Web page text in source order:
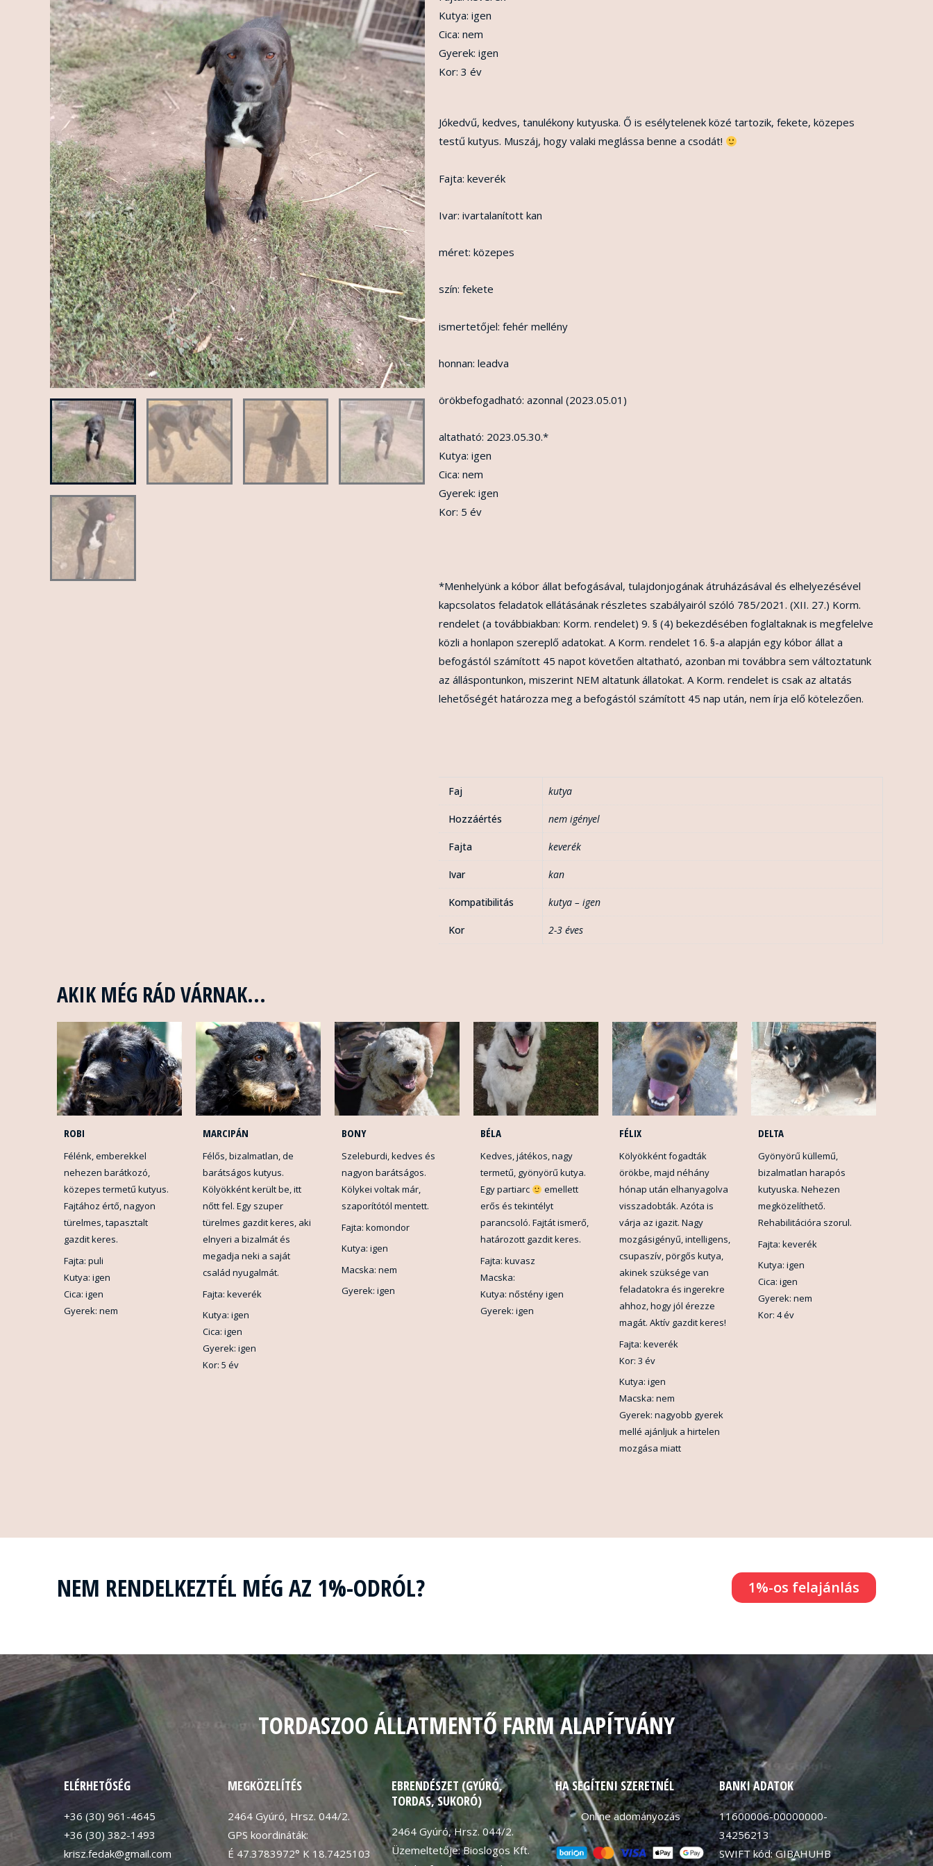
Kutya: igen
Cica: nem
Gyerek: igen
Kor: 3 év
Jókedvű, kedves, tanulékony kutyuska. Ő is esélytelenek közé tartozik, fekete, közepes
testű kutyus. Muszáj, hogy valaki meglássa benne a csodát!
Fajta: keverék
Ivar: ivartalanított kan
méret: közepes
szín: fekete
ismertetőjel: fehér mellény
honnan: leadva
örökbefogadható: azonnal (2023.05.01)
altatható: 2023.05.30.*
Kutya: igen
Cica: nem
Gyerek: igen
Kor: 5 év
*Menhelyünk a kóbor állat befogásával, tulajdonjogának átruházásával és elhelyezésével
kapcsolatos feladatok ellátásának részletes szabályairól szóló 785/2021. (XII. 27.) Korm.
rendelet (a továbbiakban: Korm. rendelet) 9. § (4) bekezdésében foglaltaknak is megfelelve
közli a honlapon szereplő adatokat. A Korm. rendelet 16. §-a alapján egy kóbor állat a
befogástól számított 45 napot követően altatható, azonban mi továbbra sem változtatunk
az álláspontunkon, miszerint NEM altatunk állatokat. A Korm. rendelet is csak az altatás
lehetőségét határozza meg a befogástól számított 45 nap után, nem írja elő kötelezően.
Faj kutya
Hozzáértés nem igényel
Fajta keverék
Ivar kan
Kompatibilitás kutya – igen
Kor 2-3 éves
AKIK MÉG RÁD VÁRNAK...
ROBI
Félénk, emberekkel
nehezen barátkozó,
közepes termetű kutyus.
Fajtához értő, nagyon
türelmes, tapasztalt
gazdit keres.
Fajta: puli
Kutya: igen
Cica: igen
Gyerek: nem
MARCIPÁN
Félős, bizalmatlan, de
barátságos kutyus.
Kölyökként került be, itt
nőtt fel. Egy szuper
türelmes gazdit keres, aki
elnyeri a bizalmát és
megadja neki a saját
család nyugalmát.
Fajta: keverék
Kutya: igen
Cica: igen
Gyerek: igen
Kor: 5 év
BONY
Szeleburdi, kedves és
nagyon barátságos.
Kölykei voltak már,
szaporítótól mentett.
Fajta: komondor
Kutya: igen
Macska: nem
Gyerek: igen
BÉLA
Kedves, játékos, nagy
termetű, gyönyörű kutya.
Egy partiarc
emellett
erős és tekintélyt
parancsoló. Fajtát ismerő,
határozott gazdit keres.
Fajta: kuvasz
Macska:
Kutya: nőstény igen
Gyerek: igen
FÉLIX
Kölyökként fogadták
örökbe, majd néhány
hónap után elhanyagolva
visszadobták. Azóta is
várja az igazit. Nagy
mozgásigényű, intelligens,
csupaszív, pörgős kutya,
akinek szüksége van
feladatokra és ingerekre
ahhoz, hogy jól érezze
magát. Aktív gazdit keres!
Fajta: keverék
Kor: 3 év
Kutya: igen
Macska: nem
Gyerek: nagyobb gyerek
mellé ajánljuk a hirtelen
mozgása miatt
DELTA
Gyönyörű küllemű,
bizalmatlan harapós
kutyuska. Nehezen
megközelíthető.
Rehabilitációra szorul.
Fajta: keverék
Kutya: igen
Cica: igen
Gyerek: nem
Kor: 4 év
NEM RENDELKEZTÉL MÉG AZ 1%-ODRÓL? 1%-os felajánlás
TORDASZOO ÁLLATMENTŐ FARM ALAPÍTVÁNY
ELÉRHETŐSÉG
+36 (30) 961-4645
+36 (30) 382-1493
krisz.fedak@gmail.com
MEGKÖZELÍTÉS
2464 Gyúró, Hrsz. 044/2.
GPS koordináták:
É 47.3783972° K 18.7425103
EBRENDÉSZET (GYÚRÓ,
TORDAS, SUKORÓ)
2464 Gyúró, Hrsz. 044/2.
Üzemeltetője: Bioslogos Kft.
HA SEGÍTENI SZERETNÉL
Online adományozás
BANKI ADATOK
11600006-00000000-
34256213
SWIFT kód: GIBAHUHB